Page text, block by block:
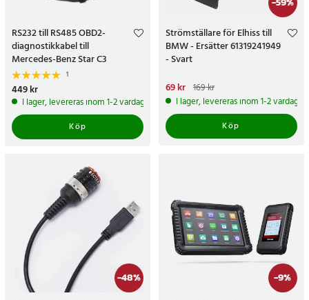
RS232 till RS485 OBD2-
diagnostikkabel till
Mercedes-Benz Star C3
1
Pris:449 kr
449 kr
I lager, levereras inom 1-2 vardagar
Köp
Strömställare för Elhiss till
BMW - Ersätter 61319241949
- Svart
Nuvarande pris
pris:169 kr
69 kr 169 kr
I lager, levereras inom 1-2 vardagar
Köp
-48% -9%